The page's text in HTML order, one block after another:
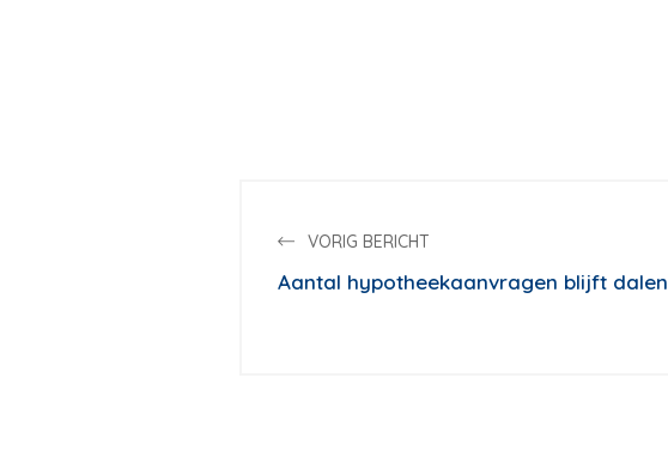
VORIG BERICHT
Aantal hypotheekaanvragen blijft dalen